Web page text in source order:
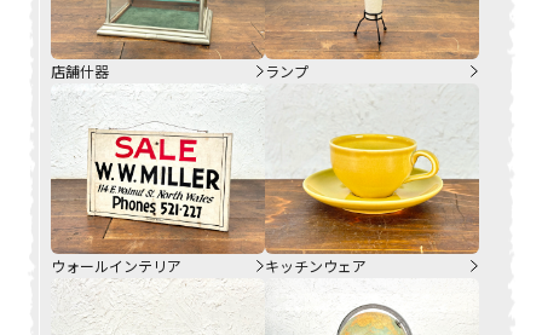
店舗什器 ランプ
ウォールインテリア キッチンウェア